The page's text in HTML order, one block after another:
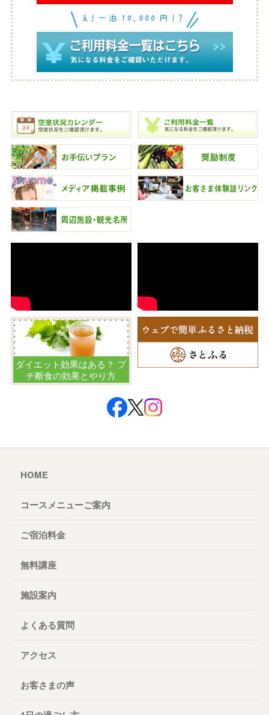
ダイエット効果はある？ プ
チ断食の効果とやり方
HOME
コースメニューご案内
ご宿泊料金
無料講座
施設案内
よくある質問
アクセス
お客さまの声